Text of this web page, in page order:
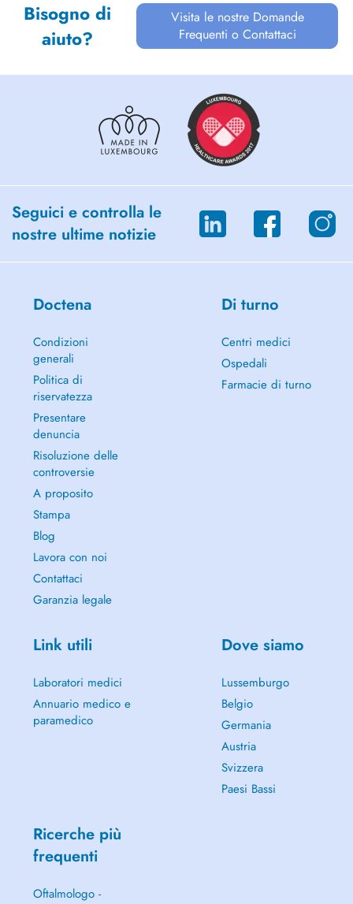
Bisogno di
aiuto?
Visita le nostre Domande
Frequenti o Contattaci
Seguici e controlla le
nostre ultime notizie
Doctena
Condizioni
generali
Politica di
riservatezza
Presentare
denuncia
Risoluzione delle
controversie
A proposito
Stampa
Blog
Lavora con noi
Contattaci
Garanzia legale
Di turno
Centri medici
Ospedali
Farmacie di turno
Link utili
Laboratori medici
Annuario medico e
paramedico
Dove siamo
Lussemburgo
Belgio
Germania
Austria
Svizzera
Paesi Bassi
Ricerche più
frequenti
Oftalmologo -